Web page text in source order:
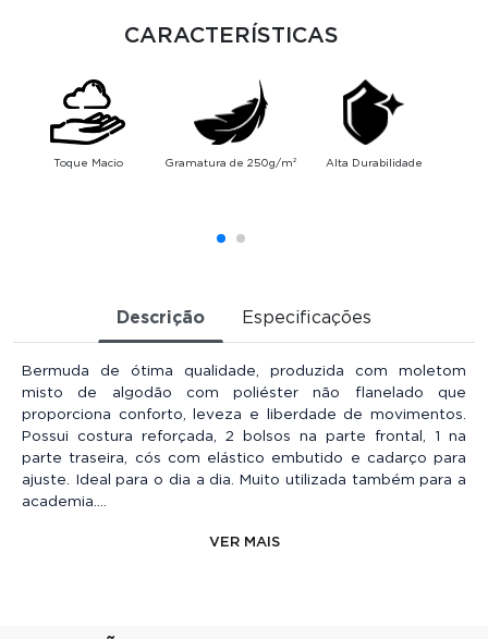
CARACTERÍSTICAS
Toque Macio Gramatura de 250g/m² Alta Durabilidade
Descrição Especificações
Bermuda de ótima qualidade, produzida com moletom
misto de algodão com poliéster não flanelado que
proporciona conforto, leveza e liberdade de movimentos.
Possui costura reforçada, 2 bolsos na parte frontal, 1 na
parte traseira, cós com elástico embutido e cadarço para
ajuste. Ideal para o dia a dia. Muito utilizada também para a
academia.
O Kit é composto por 03 peças do mesmo modelo, cor
VER MAIS